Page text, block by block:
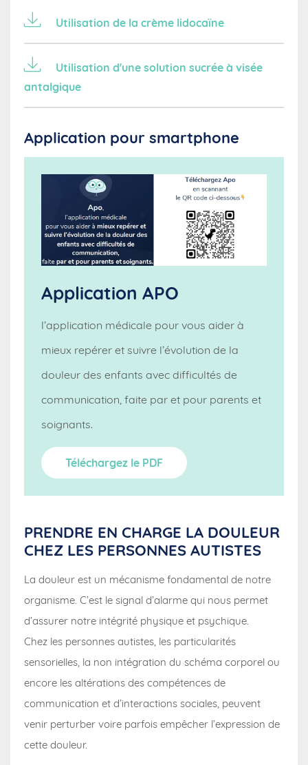
Utilisation de la crème lidocaïne
Utilisation d'une solution sucrée à visée
antalgique
Application pour smartphone
Application APO
l’application médicale pour vous aider à
mieux repérer et suivre l’évolution de la
douleur des enfants avec difficultés de
communication, faite par et pour parents et
soignants.
Téléchargez le PDF
PRENDRE EN CHARGE LA DOULEUR
CHEZ LES PERSONNES AUTISTES
La douleur est un mécanisme fondamental de notre
organisme. C’est le signal d’alarme qui nous permet
d’assurer notre intégrité physique et psychique.
Chez les personnes autistes, les particularités
sensorielles, la non intégration du schéma corporel ou
encore les altérations des compétences de
communication et d’interactions sociales, peuvent
venir perturber voire parfois empêcher l’expression de
cette douleur.